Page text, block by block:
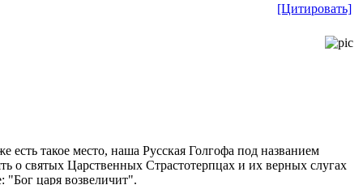
[Цитировать]
такое место, наша Русская Голгофа под названием
о святых Царственных Страстотерпцах и их верных слугах
"Бог царя возвеличит".